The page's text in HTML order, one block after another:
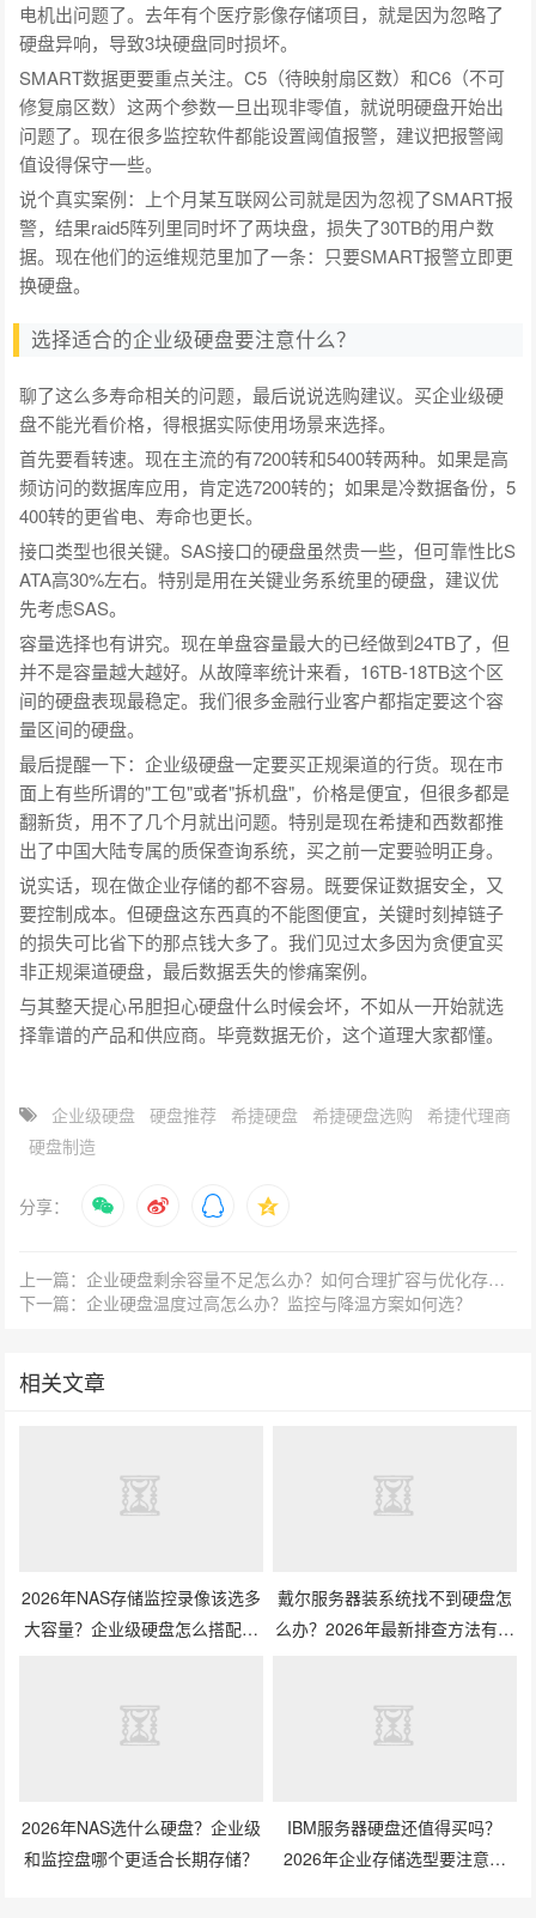
电机出问题了。去年有个医疗影像存储项目，就是因为忽略了
硬盘异响，导致3块硬盘同时损坏。
SMART数据更要重点关注。C5（待映射扇区数）和C6（不可
修复扇区数）这两个参数一旦出现非零值，就说明硬盘开始出
问题了。现在很多监控软件都能设置阈值报警，建议把报警阈
值设得保守一些。
说个真实案例：上个月某互联网公司就是因为忽视了SMART报
警，结果raid5阵列里同时坏了两块盘，损失了30TB的用户数
据。现在他们的运维规范里加了一条：只要SMART报警立即更
换硬盘。
选择适合的企业级硬盘要注意什么？
聊了这么多寿命相关的问题，最后说说选购建议。买企业级硬
盘不能光看价格，得根据实际使用场景来选择。
首先要看转速。现在主流的有7200转和5400转两种。如果是高
频访问的数据库应用，肯定选7200转的；如果是冷数据备份，5
400转的更省电、寿命也更长。
接口类型也很关键。SAS接口的硬盘虽然贵一些，但可靠性比S
ATA高30%左右。特别是用在关键业务系统里的硬盘，建议优
先考虑SAS。
容量选择也有讲究。现在单盘容量最大的已经做到24TB了，但
并不是容量越大越好。从故障率统计来看，16TB-18TB这个区
间的硬盘表现最稳定。我们很多金融行业客户都指定要这个容
量区间的硬盘。
最后提醒一下：企业级硬盘一定要买正规渠道的行货。现在市
面上有些所谓的"工包"或者"拆机盘"，价格是便宜，但很多都是
翻新货，用不了几个月就出问题。特别是现在希捷和西数都推
出了中国大陆专属的质保查询系统，买之前一定要验明正身。
说实话，现在做企业存储的都不容易。既要保证数据安全，又
要控制成本。但硬盘这东西真的不能图便宜，关键时刻掉链子
的损失可比省下的那点钱大多了。我们见过太多因为贪便宜买
非正规渠道硬盘，最后数据丢失的惨痛案例。
与其整天提心吊胆担心硬盘什么时候会坏，不如从一开始就选
择靠谱的产品和供应商。毕竟数据无价，这个道理大家都懂。
企业级硬盘 硬盘推荐 希捷硬盘 希捷硬盘选购
希捷代理商
硬盘制造
分享：
上一篇：企业硬盘剩余容量不足怎么办？如何合理扩容与优化存储空间？
下一篇：企业硬盘温度过高怎么办？监控与降温方案如何选？
相关文章
2026年NAS存储监控录像该选多
大容量？企业级硬盘怎么搭配才
戴尔服务器装系统找不到硬盘怎
么办？2026年最新排查方法有哪
2026年NAS选什么硬盘？企业级
和监控盘哪个更适合长期存储？
IBM服务器硬盘还值得买吗？
2026年企业存储选型要注意什